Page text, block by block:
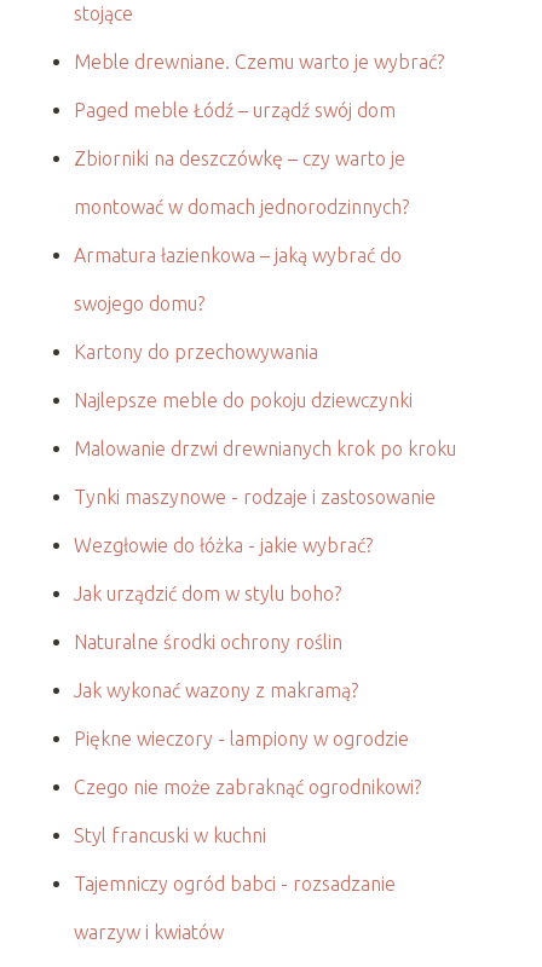
stojące
Meble drewniane. Czemu warto je wybrać?
Paged meble Łódź – urządź swój dom
Zbiorniki na deszczówkę – czy warto je
montować w domach jednorodzinnych?
Armatura łazienkowa – jaką wybrać do
swojego domu?
Kartony do przechowywania
Najlepsze meble do pokoju dziewczynki
Malowanie drzwi drewnianych krok po kroku
Tynki maszynowe - rodzaje i zastosowanie
Wezgłowie do łóżka - jakie wybrać?
Jak urządzić dom w stylu boho?
Naturalne środki ochrony roślin
Jak wykonać wazony z makramą?
Piękne wieczory - lampiony w ogrodzie
Czego nie może zabraknąć ogrodnikowi?
Styl francuski w kuchni
Tajemniczy ogród babci - rozsadzanie
warzyw i kwiatów